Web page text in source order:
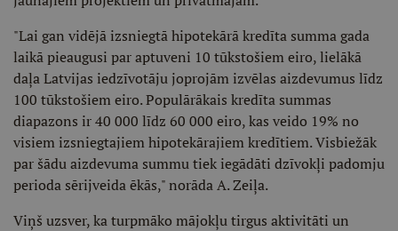
"Lai gan vidējā izsniegtā hipotekārā kredīta summa gada
laikā pieaugusi par aptuveni 10 tūkstošiem eiro, lielākā
daļa Latvijas iedzīvotāju joprojām izvēlas aizdevumus līdz
100 tūkstošiem eiro. Populārākais kredīta summas
diapazons ir 40 000 līdz 60 000 eiro, kas veido 19% no
visiem izsniegtajiem hipotekārajiem kredītiem. Visbiežāk
par šādu aizdevuma summu tiek iegādāti dzīvokļi padomju
perioda sērijveida ēkās," norāda A. Zeiļa.
Viņš uzsver, ka turpmāko mājokļu tirgus aktivitāti un